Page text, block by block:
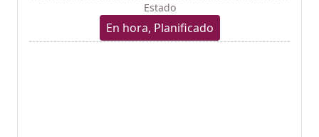
Estado
En hora, Planificado